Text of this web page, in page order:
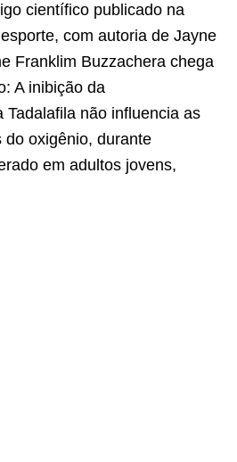
científico publicado na
com autoria de Jayne
Franklim Buzzachera chega
A inibição da
Tadalafila não influencia as
do oxigênio, durante
em adultos jovens,